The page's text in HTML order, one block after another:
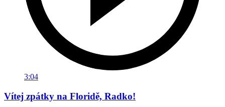
3:04
Vítej zpátky na Floridě, Radko!